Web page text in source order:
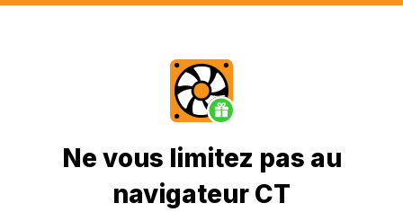
Ne vous limitez pas au
navigateur CT